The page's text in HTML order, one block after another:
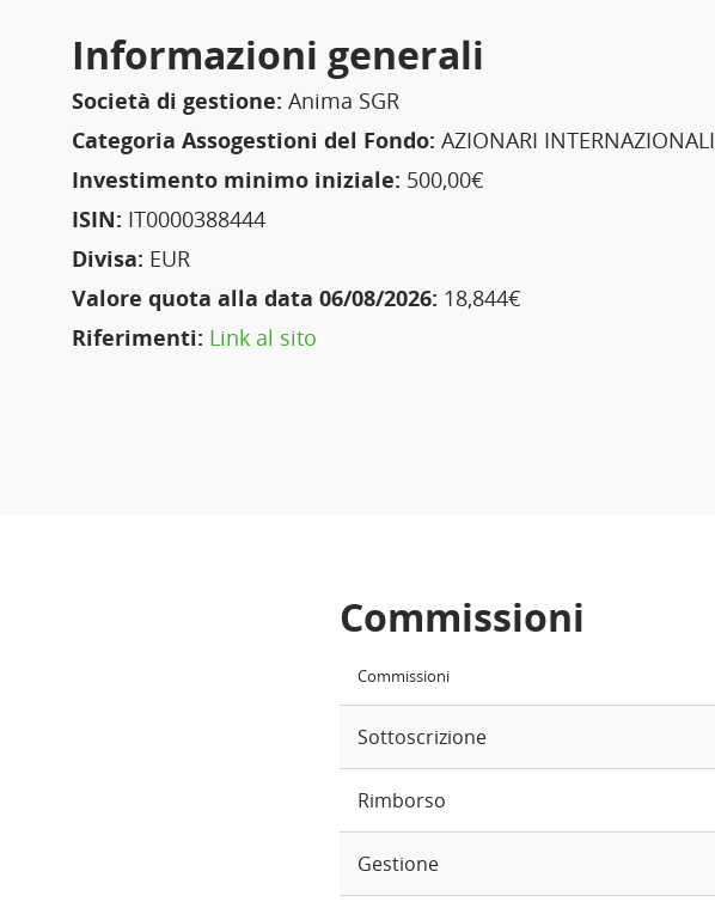
Informazioni generali
Società di gestione: Anima SGR
Categoria Assogestioni del Fondo: AZIONARI INTERNAZIONALI
Investimento minimo iniziale: 500,00€
ISIN: IT0000388444
Divisa: EUR
Valore quota alla data 06/08/2026: 18,844€
Riferimenti: Link al sito
Commissioni
Commissioni
Sottoscrizione
Rimborso
Gestione